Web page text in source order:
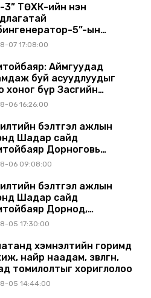
ТӨХК-ийн нэн
5”-ын
төсвийг
07 17:08:00
Аймгуудад
буй асуудлуудыг
хоног бүр Засгийн
хуралдаанд
06 16:26:00
бэлтгэл ажлын
Шадар сайд
Дорноговь
ажиллав
06 09:08:00
бэлтгэл ажлын
Шадар сайд
Дорнод,
аймагт ажиллав
05 17:30:00
хэмнэлтийн горимд
найр наадам, зөвлөгөөн,
томилолтыг хориглолоо
05 14:44:00